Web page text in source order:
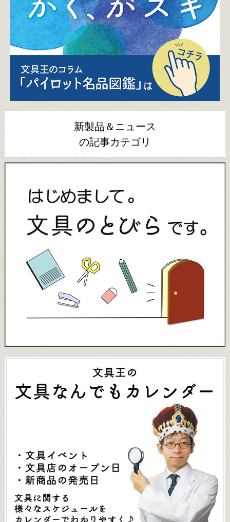
新製品＆ニュース
の記事カテゴリ